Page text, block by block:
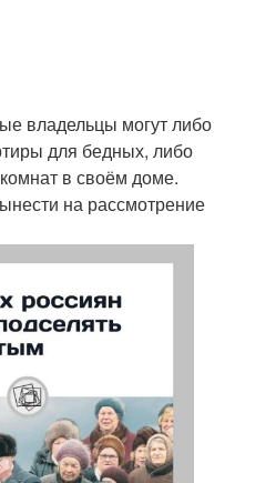
владельцы могут либо
для бедных, либо
в своём доме.
на рассмотрение